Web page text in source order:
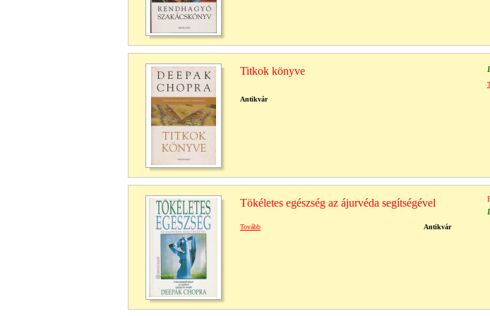
Titkok könyve
Antikvár
Tökéletes egészség az ájurvéda segítségével
Tovább Antikvár